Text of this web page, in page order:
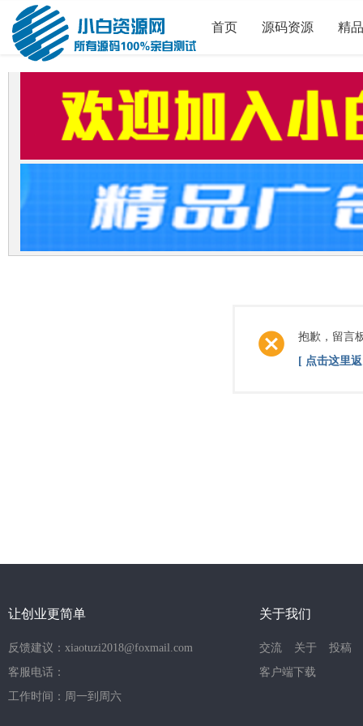
首页 源码资源 精
抱歉，留言
[ 点击这里
让创业更简单
反馈建议：xiaotuzi2018@foxmail.com
客服电话：
工作时间：周一到周六
关于我们
交流 关于
投稿
客户端下载